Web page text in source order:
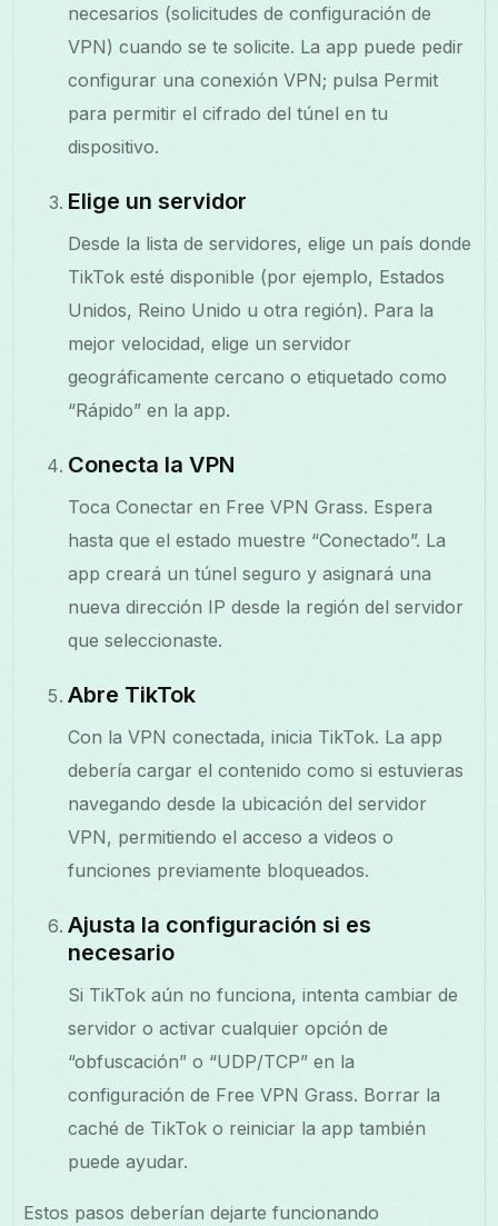
necesarios (solicitudes de configuración de
VPN) cuando se te solicite. La app puede pedir
configurar una conexión VPN; pulsa Permit
para permitir el cifrado del túnel en tu
dispositivo.
Elige un servidor
Desde la lista de servidores, elige un país donde
TikTok esté disponible (por ejemplo, Estados
Unidos, Reino Unido u otra región). Para la
mejor velocidad, elige un servidor
geográficamente cercano o etiquetado como
“Rápido” en la app.
Conecta la VPN
Toca Conectar en Free VPN Grass. Espera
hasta que el estado muestre “Conectado”. La
app creará un túnel seguro y asignará una
nueva dirección IP desde la región del servidor
que seleccionaste.
Abre TikTok
Con la VPN conectada, inicia TikTok. La app
debería cargar el contenido como si estuvieras
navegando desde la ubicación del servidor
VPN, permitiendo el acceso a videos o
funciones previamente bloqueados.
Ajusta la configuración si es
necesario
Si TikTok aún no funciona, intenta cambiar de
servidor o activar cualquier opción de
“obfuscación” o “UDP/TCP” en la
configuración de Free VPN Grass. Borrar la
caché de TikTok o reiniciar la app también
puede ayudar.
Estos pasos deberían dejarte funcionando